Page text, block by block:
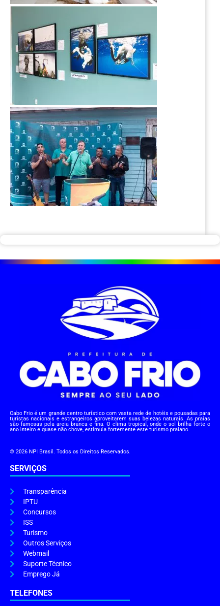
Cabo Frio é um grande centro turístico com vasta rede de hotéis e pousadas para
turistas nacionais e estrangeiros aproveitarem suas belezas naturais. As praias
são famosas pela areia branca e fina. O clima tropical, onde o sol brilha forte o
ano inteiro e quase não chove, estimula fortemente este turismo praiano.
© 2026 NPI Brasil. Todos os Direitos Reservados.
SERVIÇOS
Transparência
IPTU
Concursos
ISS
Turismo
Outros Serviços
Webmail
Suporte Técnico
Emprego Já
TELEFONES